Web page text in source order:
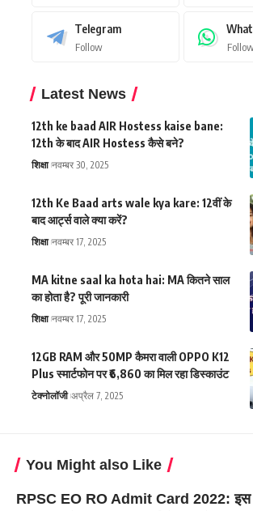
Telegram
Follow
Latest News
12th ke baad AIR Hostess kaise bane:
12th के बाद AIR Hostess कैसे बने?
शिक्षा नवम्बर 30, 2025
12th Ke Baad arts wale kya kare: 12वीं के
बाद आर्ट्स वाले क्या करें?
शिक्षा नवम्बर 17, 2025
MA kitne saal ka hota hai: MA कितने साल
का होता है? पूरी जानकारी
शिक्षा नवम्बर 17, 2025
12GB RAM और 50MP कैमरा वाली OPPO K12
Plus स्मार्टफोन पर ₹6,860 का मिल रहा डिस्काउंट
टेक्नोलॉजी अप्रैल 7, 2025
You Might also Like
RPSC EO RO Admit Card 2022: इस